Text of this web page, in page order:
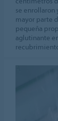
se enrollaron
mayor parte
pequeña
aglutinante